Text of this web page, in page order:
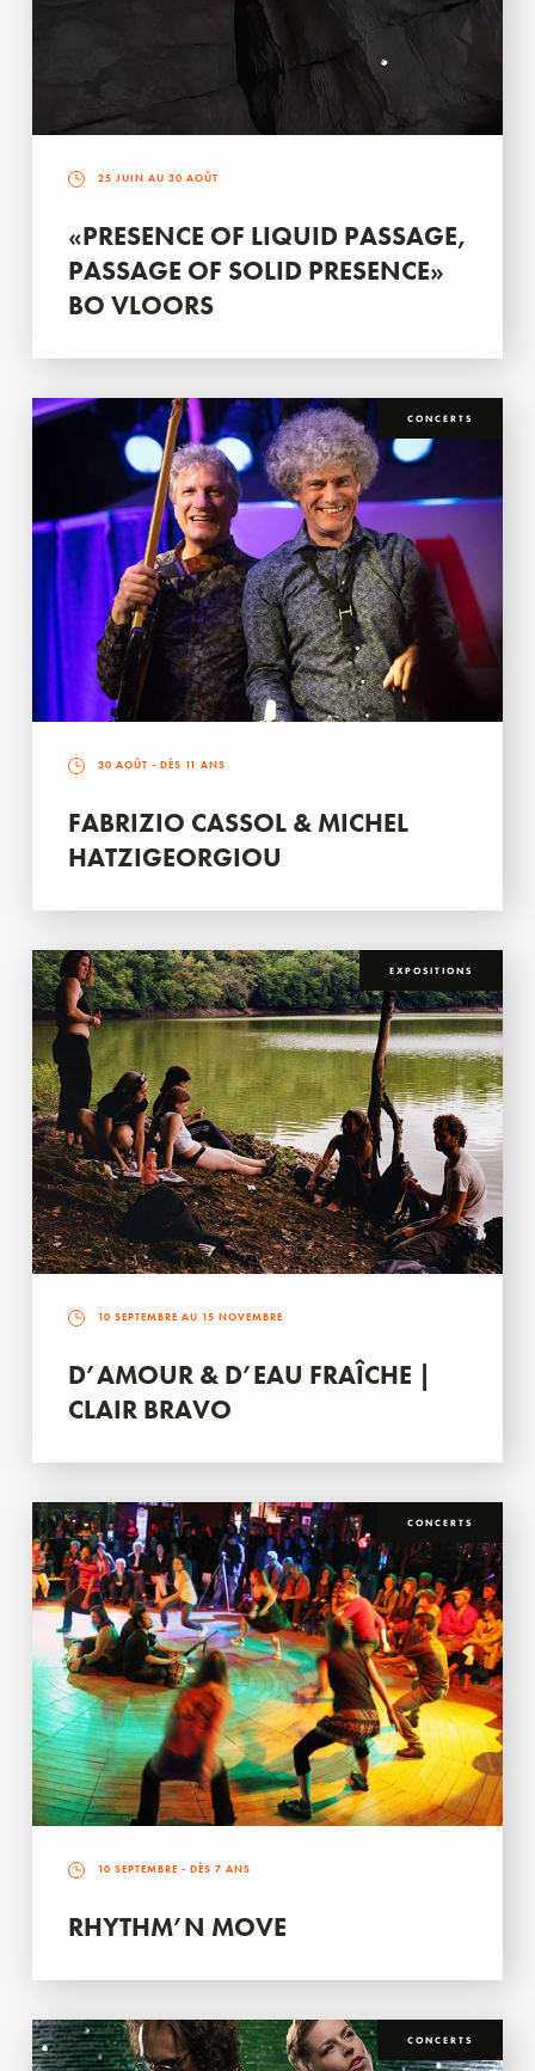
25 JUIN AU 30 AOÛT
«PRESENCE OF LIQUID PASSAGE,
PASSAGE OF SOLID PRESENCE»
BO VLOORS
CONCERTS
30 AOÛT - DÈS 11 ANS
FABRIZIO CASSOL & MICHEL
HATZIGEORGIOU
EXPOSITIONS
10 SEPTEMBRE AU 15 NOVEMBRE
D’AMOUR & D’EAU FRAÎCHE |
CLAIR BRAVO
CONCERTS
10 SEPTEMBRE - DÈS 7 ANS
RHYTHM’N MOVE
CONCERTS